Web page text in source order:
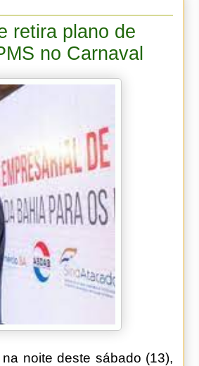
retira plano de
no Carnaval
noite deste sábado (13),